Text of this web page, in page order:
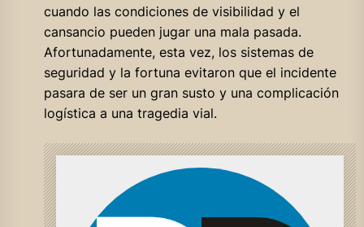
cuando las condiciones de visibilidad y el
cansancio pueden jugar una mala pasada.
Afortunadamente, esta vez, los sistemas de
seguridad y la fortuna evitaron que el incidente
pasara de ser un gran susto y una complicación
logística a una tragedia vial.